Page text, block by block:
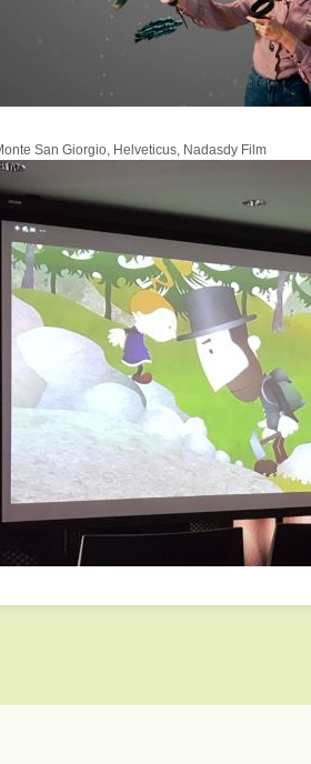
San Giorgio, Helveticus, Nadasdy Film